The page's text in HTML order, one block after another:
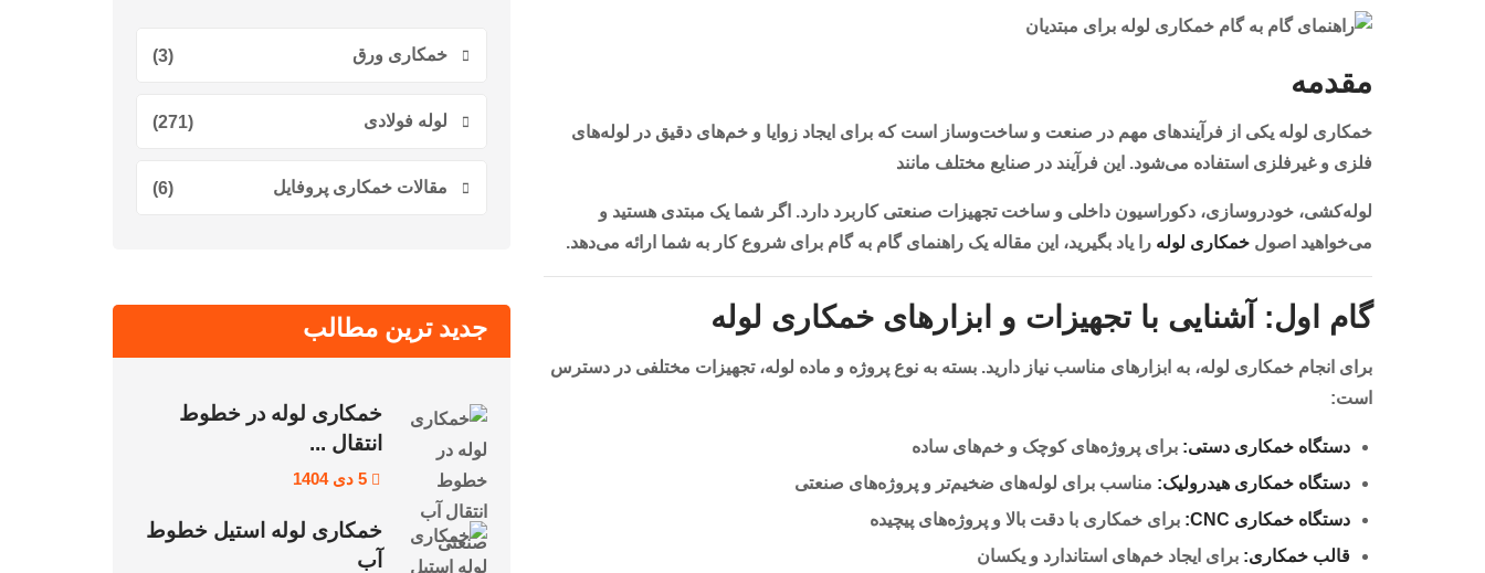
مقدمه
خمکاری لوله یکی از فرآیندهای مهم در صنعت و ساخت‌وساز است که برای ایجاد زوایا و خم‌های دقیق در لوله‌های
فلزی و غیرفلزی استفاده می‌شود. این فرآیند در صنایع مختلف مانند
لوله‌کشی، خودروسازی، دکوراسیون داخلی و ساخت تجهیزات صنعتی کاربرد دارد. اگر شما یک مبتدی هستید و
می‌خواهید اصول خمکاری لوله را یاد بگیرید، این مقاله یک راهنمای گام به گام برای شروع کار به شما ارائه می‌دهد.
گام اول: آشنایی با تجهیزات و ابزارهای خمکاری لوله
برای انجام خمکاری لوله، به ابزارهای مناسب نیاز دارید. بسته به نوع پروژه و ماده لوله، تجهیزات مختلفی در دسترس
است:
دستگاه خمکاری دستی: برای پروژه‌های کوچک و خم‌های ساده
دستگاه خمکاری هیدرولیک: مناسب برای لوله‌های ضخیم‌تر و پروژه‌های صنعتی
دستگاه خمکاری CNC:
برای خمکاری با دقت بالا و پروژه‌های پیچیده
قالب خمکاری: برای ایجاد خم‌های استاندارد و یکسان
خمکاری ورق (3)
لوله فولادی (271)
مقالات خمکاری پروفایل (6)
جدید ترین مطالب
خمکاری لوله در خطوط
انتقال ...
5 دی 1404
خمکاری لوله استیل خطوط
آب